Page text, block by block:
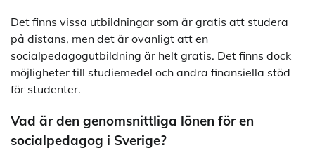
Det finns vissa utbildningar som är gratis att studera
på distans, men det är ovanligt att en
socialpedagogutbildning är helt gratis. Det finns dock
möjligheter till studiemedel och andra finansiella stöd
för studenter.
Vad är den genomsnittliga lönen för en
socialpedagog i Sverige?